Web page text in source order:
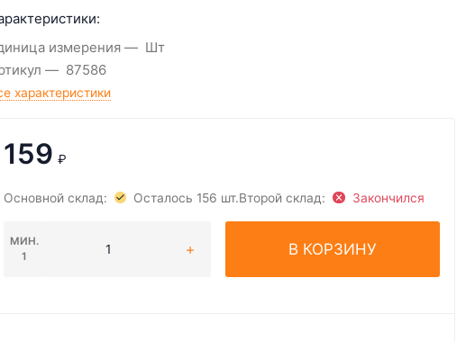
измерения
Шт
87586
характеристики
159 ₽
Основной склад: Осталось 156 шт.Второй склад: Закончился
МИН.
1
В КОРЗИНУ